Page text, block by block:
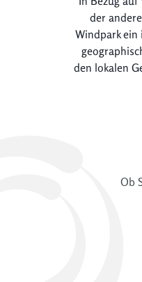
der
Windpark ein
den lokalen
Ob